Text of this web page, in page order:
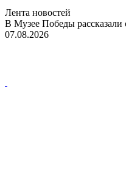
Лента новостей
В Музее Победы рассказали
07.08.2026